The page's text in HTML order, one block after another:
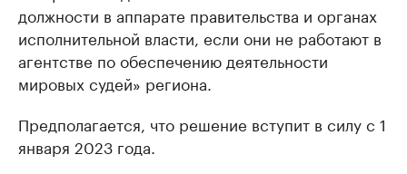
должности в аппарате правительства и органах
исполнительной власти, если они не работают в
агентстве по обеспечению деятельности
мировых судей» региона.
Предполагается, что решение вступит в силу с 1
января 2023 года.